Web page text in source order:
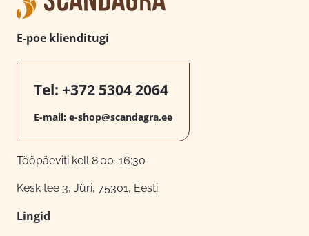
E-poe klienditugi
Tel: +372 5304 2064
E-mail: e-shop@scandagra.ee
Tööpäeviti kell 8:00-16:30
Kesk tee 3, Jüri, 75301, Eesti
Lingid